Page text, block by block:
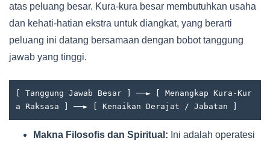
atas peluang besar. Kura-kura besar membutuhkan usaha
dan kehati-hatian ekstra untuk diangkat, yang berarti
peluang ini datang bersamaan dengan bobot tanggung
jawab yang tinggi.
[ Tanggung Jawab Besar ] ──► [ Menangkap Kura-Kur
Makna Filosofis dan Spiritual: Ini adalah operatesi